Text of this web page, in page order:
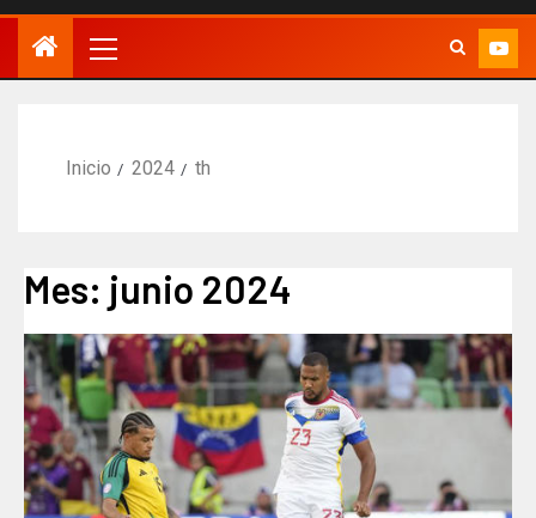
Inicio 2024 th
Mes: junio 2024